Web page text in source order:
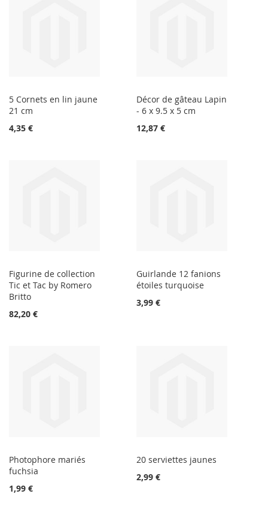
5 Cornets en lin jaune
21 cm
4,35 €
Décor de gâteau Lapin
- 6 x 9.5 x 5 cm
12,87 €
Figurine de collection
Tic et Tac by Romero
Britto
82,20 €
Guirlande 12 fanions
étoiles turquoise
3,99 €
Photophore mariés
fuchsia
1,99 €
20 serviettes jaunes
2,99 €